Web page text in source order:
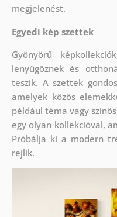
megjelenést.
Egyedi kép szettek
Gyönyörű
lenyűgöznek és
teszik. A szettek
amelyek közös
például téma vagy
egy olyan kollekcióval,
Próbálja ki a modern
rejlik.